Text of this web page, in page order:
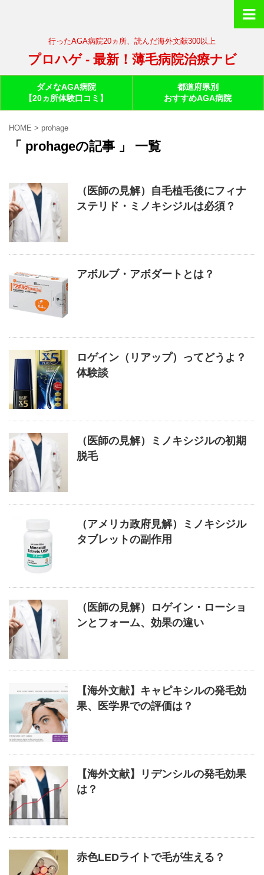
行ったAGA病院20ヵ所、読んだ海外文献300以上
プロハゲ - 最新！薄毛病院治療ナビ
ダメなAGA病院
【20ヵ所体験口コミ】
都道府県別
おすすめAGA病院
HOME > prohage
「 prohageの記事 」 一覧
（医師の見解）自毛植毛後にフィナ
ステリド・ミノキシジルは必須？
アボルブ・アボダートとは？
ロゲイン（リアップ）ってどうよ？
体験談
（医師の見解）ミノキシジルの初期
脱毛
（アメリカ政府見解）ミノキシジル
タブレットの副作用
（医師の見解）ロゲイン・ローショ
ンとフォーム、効果の違い
【海外文献】キャピキシルの発毛効
果、医学界での評価は？
【海外文献】リデンシルの発毛効果
は？
赤色LEDライトで毛が生える？